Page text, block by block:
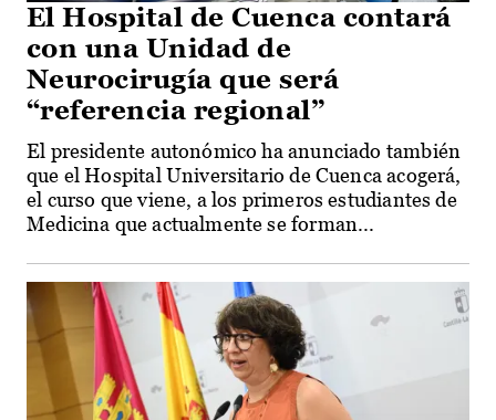
El Hospital de Cuenca contará
con una Unidad de
Neurocirugía que será
“referencia regional”
El presidente autonómico ha anunciado también
que el Hospital Universitario de Cuenca acogerá,
el curso que viene, a los primeros estudiantes de
Medicina que actualmente se forman...